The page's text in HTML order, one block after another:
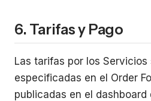
6. Tarifas y Pago
Las tarifas por los Servicios
especificadas en el Order
publicadas en el dashboard